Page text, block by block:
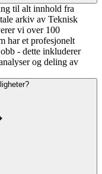
til alt innhold fra
arkiv av Teknisk
vi over 100
har et profesjonelt
- dette inkluderer
og deling av